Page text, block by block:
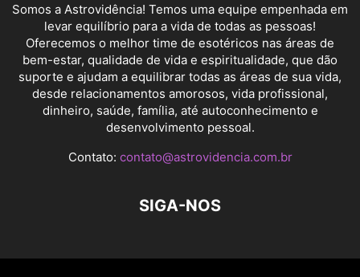
Somos a Astrovidência! Temos uma equipe empenhada em
levar equilíbrio para a vida de todas as pessoas!
Oferecemos o melhor time de esotéricos nas áreas de
bem-estar, qualidade de vida e espiritualidade, que dão
suporte e ajudam a equilibrar todas as áreas de sua vida,
desde relacionamentos amorosos, vida profissional,
dinheiro, saúde, família, até autoconhecimento e
desenvolvimento pessoal.
Contato: contato@astrovidencia.com.br
SIGA-NOS